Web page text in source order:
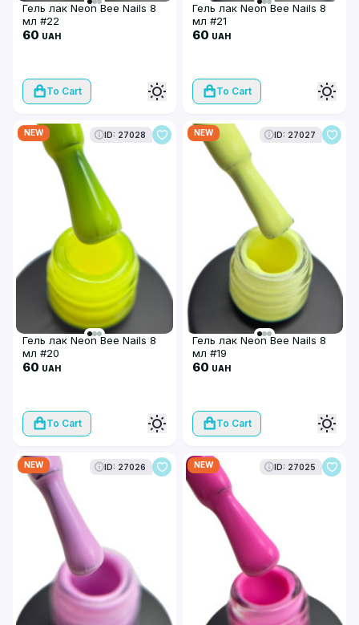
Гель лак Neon Bee Nails 8
мл #22
60 UAH
To Cart
Гель лак Neon Bee Nails 8
мл #21
60 UAH
To Cart
NEW ID: 27028
Гель лак Neon Bee Nails 8
мл #20
60 UAH
To Cart
NEW ID: 27027
Гель лак Neon Bee Nails 8
мл #19
60 UAH
To Cart
NEW ID: 27026 NEW ID: 27025